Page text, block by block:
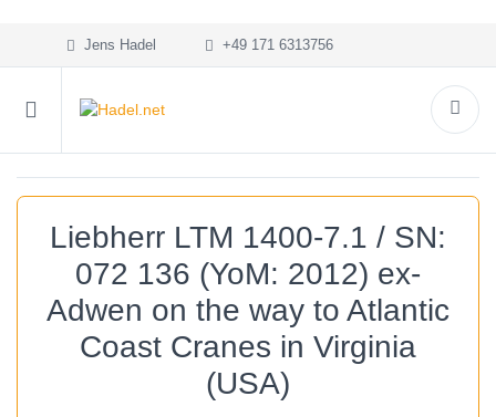
Jens Hadel +49 171 6313756
Liebherr LTM 1400-7.1 / SN:
072 136 (YoM: 2012) ex-
Adwen on the way to Atlantic
Coast Cranes in Virginia
(USA)